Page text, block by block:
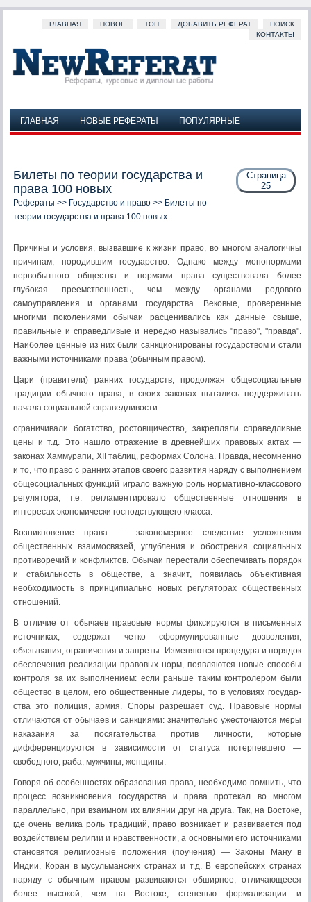
ГЛАВНАЯ НОВОЕ ТОП ДОБАВИТЬ РЕФЕРАТ
ПОИСК
КОНТАКТЫ
ГЛАВНАЯ НОВЫЕ РЕФЕРАТЫ
ПОПУЛЯРНЫЕ
Страница
25
Билеты по теории государства и
права 100 новых
Рефераты >> Государство и право >> Билеты по
теории государства и права 100 новых
Причины и условия, вызвавшие к жизни право, во мно­гом аналогичны
причинам, породившим государство. Одна­ко между мононормами
первобытного общества и нормами права существовала более
глубокая преемственность, чем между органами родового
самоуправления и органами госу­дарства. Вековые, проверенные
многими поколениями обы­чаи расценивались как данные свыше,
правильные и спра­ведливые и нередко назывались "право", "правда".
Наибо­лее ценные из них были санкционированы государством и стали
важными источниками права (обычным правом).
Цари (правители) ранних государств, продолжая обще­социальные
традиции обычного права, в своих законах пы­тались поддерживать
начала социальной справедливости:
ограничивали богатство, ростовщичество, закрепляли спра­ведливые
цены и т.д. Это нашло отражение в древнейших правовых актах —
законах Хаммурапи, XII таблиц, рефор­мах Солона. Правда, несомненно
и то, что право с ранних этапов своего развития наряду с выполнением
общесоциаль­ных функций играло важную роль нормативно-классового
регулятора, т.е. регламентировало общественные отношения в
интересах экономически господствующего класса.
Возникновение права — закономерное следствие услож­нения
общественных взаимосвязей, углубления и обостре­ния социальных
противоречий и конфликтов. Обычаи пере­стали обеспечивать порядок
и стабильность в обществе, а значит, появилась объективная
необходимость в принципи­ально новых регуляторах общественных
отношений.
В отличие от обычаев правовые нормы фиксируются в письменных
источниках, содержат четко сформулирован­ные дозволения,
обязывания, ограничения и запреты. Из­меняются процедура и порядок
обеспечения реализации пра­вовых норм, появляются новые способы
контроля за их выполнением: если раньше таким контролером были
общество в целом, его общественные лидеры, то в условиях государ­
ства это полиция, армия. Споры разрешает суд. Правовые нормы
отличаются от обычаев и санкциями: значительно ужесточаются меры
наказания за посягательства против личности, которые
дифференцируются в зависимости от статуса потерпевшего —
свободного, раба, мужчины, жен­щины.
Говоря об особенностях образования права, необходимо помнить, что
процесс возникновения государства и права протекал во многом
параллельно, при взаимном их влиянии друг на друга. Так, на Востоке,
где очень велика роль тра­диций, право возникает и развивается под
воздействием религии и нравственности, а основными его источниками
становятся религиозные положения (поучения) — Законы Ману в
Индии, Коран в мусульманских странах и т.д. В ев­ропейских странах
наряду с обычным правом развиваются обширное, отличающееся
более высокой, чем на Востоке, степенью формализации и